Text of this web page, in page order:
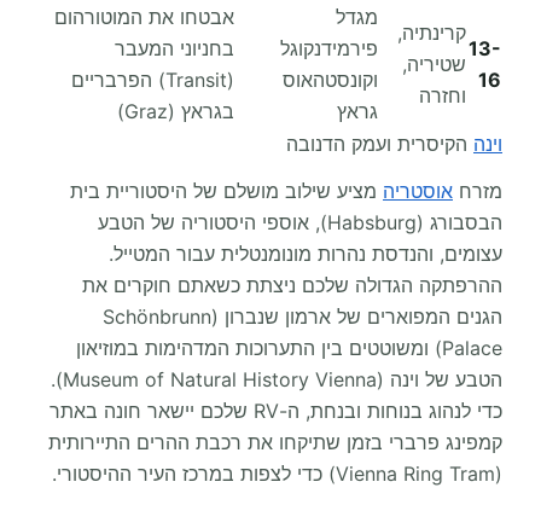
13-
16
קרינתיה,
שטיריה,
וחזרה
מגדל
פירמידנקוגל
וקונסטהאוס
גראץ
אבטחו את המוטורהום
בחניוני המעבר
(Transit) הפרבריים
בגראץ (Graz)
וינה הקיסרית ועמק הדנובה
מזרח אוסטריה מציע שילוב מושלם של היסטוריית בית
הבסבורג (Habsburg), אוספי היסטוריה של הטבע
עצומים, והנדסת נהרות מונומנטלית עבור המטייל.
ההרפתקה הגדולה שלכם ניצתת כשאתם חוקרים את
הגנים המפוארים של ארמון שנברון (Schönbrunn
Palace) ומשוטטים בין התערוכות המדהימות במוזיאון
הטבע של וינה (Museum of Natural History Vienna).
כדי לנהוג בנוחות ובנחת, ה-RV שלכם יישאר חונה באתר
קמפינג פרברי בזמן שתיקחו את רכבת ההרים התיירותית
(Vienna Ring Tram) כדי לצפות במרכז העיר ההיסטורי.